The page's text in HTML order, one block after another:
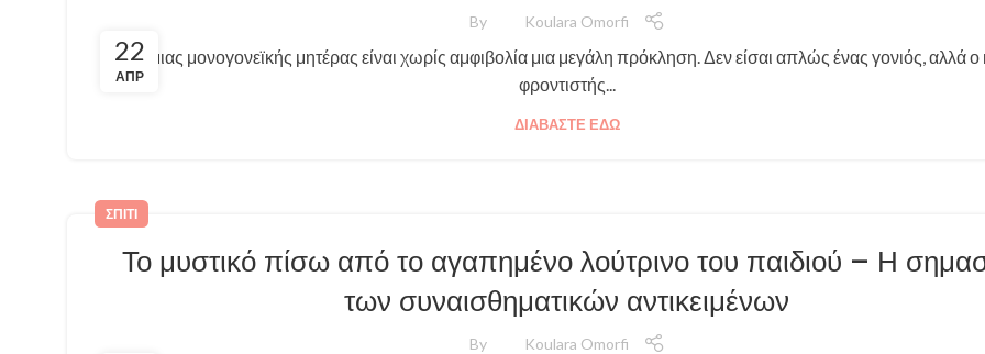
22
ΑΠΡ
By Koulara Omorfi
Η ζωή μιας μονογονεϊκής μητέρας είναι χωρίς αμφιβολία μια μεγάλη πρόκληση. Δεν είσαι απλώς ένας γονιός, αλλά ο
φροντιστής...
ΔΙΑΒΆΣΤΕ ΕΔΏ
ΣΠΊΤΙ
Το μυστικό πίσω από το αγαπημένο λούτρινο του παιδιού – Η
των συναισθηματικών αντικειμένων
By Koulara Omorfi